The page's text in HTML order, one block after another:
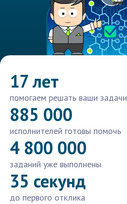
17 лет
помогаем решать ваши задачи
885 000
исполнителей готовы помочь
4 800 000
заданий уже выполнены
35 секунд
до первого отклика